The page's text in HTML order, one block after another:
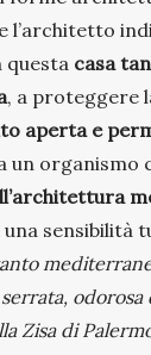
l’architetto
questa casa
, a proteggere
aperta e
un organismo
sensibilità
Zisa di